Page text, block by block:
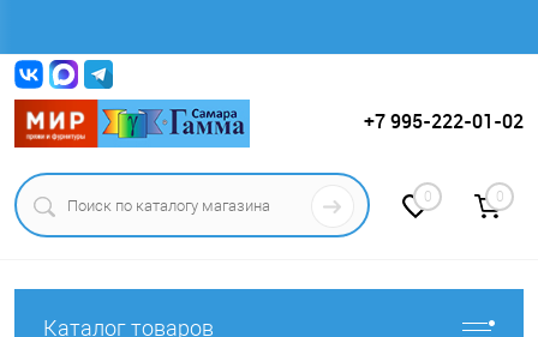
+7 995-222-01-02
0 0
Каталог товаров